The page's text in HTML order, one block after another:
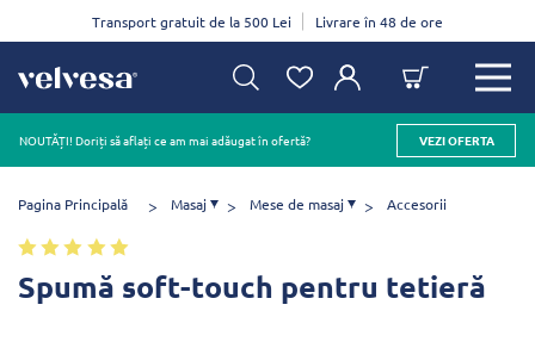
Transport gratuit de la 500 Lei Livrare în 48 de ore
NOUTĂȚI! Doriți să aflați ce am mai adăugat în ofertă? VEZI OFERTA
Pagina Principală Masaj Mese de masaj Accesorii
Spumă soft-touch pentru tetieră